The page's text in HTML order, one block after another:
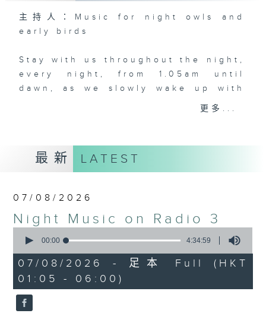
主持人：Music for night owls and
early birds
Stay with us throughout the night,
every night, from 1.05am until
dawn, as we slowly wake up with
you. Enjoy the non-stop mellow
and soft rock hits, which gently
grow in pace, moving you towards
the 2000s and a perfect morning
Seven days a week from 1.05am...
更多...
最新 LATEST
07/08/2026
Night Music on Radio 3
seconds
4
hours,
34
minutes,
59
seconds
00:00 4:34:59
07/08/2026 - 足本 Full (HKT
01:05 - 06:00)